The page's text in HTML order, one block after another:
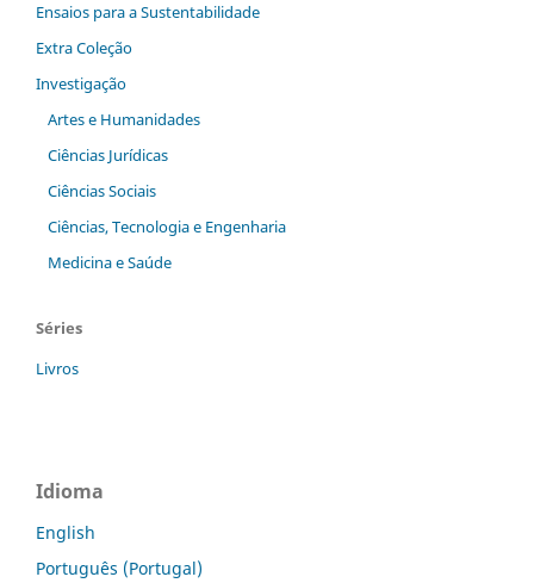
Ensaios para a Sustentabilidade
Extra Coleção
Investigação
Artes e Humanidades
Ciências Jurídicas
Ciências Sociais
Ciências, Tecnologia e Engenharia
Medicina e Saúde
Séries
Livros
Idioma
English
Português (Portugal)